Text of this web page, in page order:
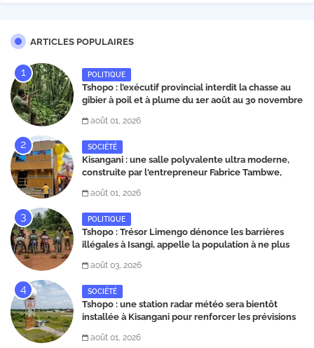
ARTICLES POPULAIRES
POLITIQUE
Tshopo : l’exécutif provincial interdit la chasse au
gibier à poil et à plume du 1er août au 30 novembre
août 01, 2026
SOCIÉTÉ
Kisangani : une salle polyvalente ultra moderne,
construite par l'entrepreneur Fabrice Tambwe,
août 01, 2026
POLITIQUE
Tshopo : Trésor Limengo dénonce les barrières
illégales à Isangi, appelle la population à ne plus
août 03, 2026
SOCIÉTÉ
Tshopo : une station radar météo sera bientôt
installée à Kisangani pour renforcer les prévisions
août 01, 2026